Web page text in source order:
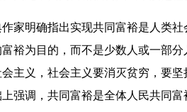
家明确指出实现共同富裕是人类
裕为目的，而不是少数人或一部
主义，社会主义要消灭贫穷，要
调，共同富裕是全体人民共同富